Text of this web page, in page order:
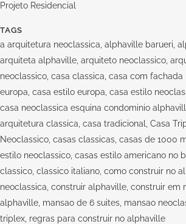
Projeto Residencial
TAGS
a arquitetura neoclassica, alphaville barueri,
arquiteta alphaville, arquiteto neoclassico,
neoclassico, casa classica, casa com fachada
europa, casa estilo europa, casa estilo
casa neoclassica esquina condominio
arquitetura classica, casa tradicional, Casa
Neoclassico, casas classicas, casas de 1000
estilo neoclassico, casas estilo americano no
classico, classico italiano, como construir no
neoclassica, construir alphaville, construir em
alphaville, mansao de 6 suites, mansao
triplex, regras para construir no alphaville